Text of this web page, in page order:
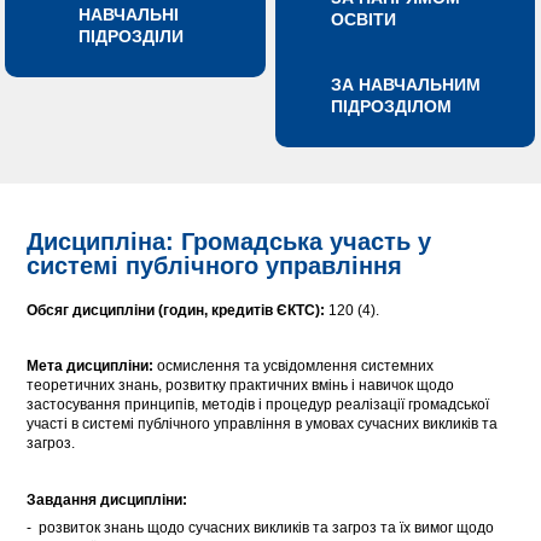
НАВЧАЛЬНІ
ПІДРОЗДІЛИ
ОСВІТИ
ЗА НАВЧАЛЬНИМ
ПІДРОЗДІЛОМ
Дисципліна: Громадська участь у
системі публічного управління
Обсяг дисципліни (годин, кредитів ЄКТС): 120 (4).
Мета дисципліни:осмислення та усвідомлення системних
теоретичних знань, розвитку практичних вмінь і навичок щодо
застосування принципів, методів і процедур реалізації громадської
участі в системі публічного управління в умовах сучасних викликів та
загроз.
Завдання дисципліни:
- розвиток знань щодо сучасних викликів та загроз та їх вимог щодо